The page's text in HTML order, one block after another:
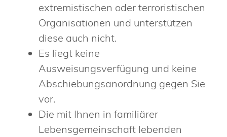
extremistischen oder terroristischen
Organisationen und unterstützen
diese auch nicht.
Es liegt keine
Ausweisungsverfügung und keine
Abschiebungsanordnung gegen Sie
vor.
Die mit Ihnen in familiärer
Lebensgemeinschaft lebenden